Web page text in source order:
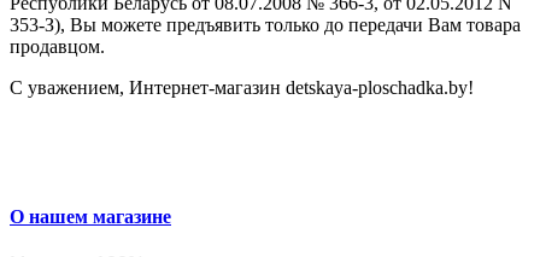
353-З), Вы можете предъявить только до передачи Вам товара
продавцом.
С уважением, Интернет-магазин detskaya-ploschadka.by!
О нашем магазине